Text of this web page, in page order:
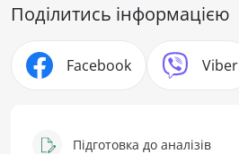
Поділитись інформацією
Facebook Viber
Підготовка до аналізів